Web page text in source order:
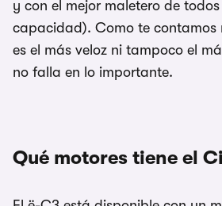
y con el mejor maletero de
capacidad). Como te contamos
es el más veloz ni tampoco el
no falla en lo importante.
Qué motores tiene el